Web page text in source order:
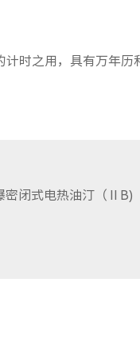
时之用，具有万年历
密闭式电热油汀（ⅡB)